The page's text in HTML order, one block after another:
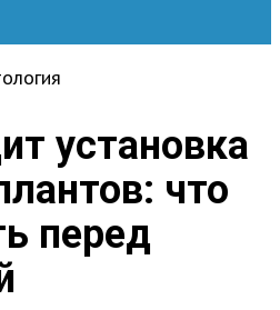
установка
что
перед